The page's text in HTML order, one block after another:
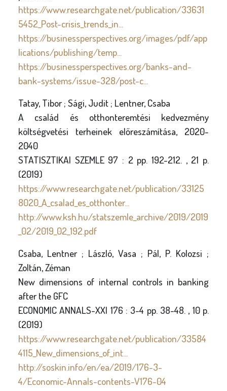
https://www.researchgate.net/publication/33631
5452_Post-crisis_trends_in...
https://businessperspectives.org/images/pdf/app
lications/publishing/temp...
https://businessperspectives.org/banks-and-
bank-systems/issue-328/post-c...
Tatay, Tibor ; Sági, Judit ; Lentner, Csaba
A család és otthonteremtési kedvezmény
költségvetési terheinek előreszámítása, 2020-
2040
STATISZTIKAI SZEMLE 97 : 2 pp. 192-212. , 21 p.
(2019)
https://www.researchgate.net/publication/33125
8020_A_csalad_es_otthonter...
http://www.ksh.hu/statszemle_archive/2019/2019
_02/2019_02_192.pdf
Csaba, Lentner ; László, Vasa ; Pál, P. Kolozsi ;
Zoltán, Zéman
New dimensions of internal controls in banking
after the GFC
ECONOMIC ANNALS-XXI 176 : 3-4 pp. 38-48. , 10 p.
(2019)
https://www.researchgate.net/publication/33584
4115_New_dimensions_of_int...
http://soskin.info/en/ea/2019/176-3-
4/Economic-Annals-contents-V176-04